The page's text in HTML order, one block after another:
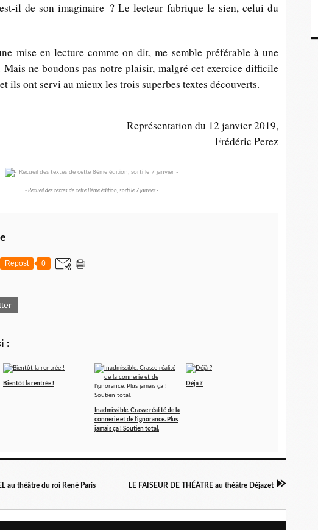
il de son imaginaire ? Le lecteur fabrique le sien, celui du
mise en lecture comme on dit, me semble préférable à une
Mais ne boudons pas notre plaisir, malgré cet exercice difficile
ils ont servi au mieux les trois superbes textes découverts.
Représentation du 12 janvier 2019,
Frédéric Perez
- Recueil des textes de cette 8ème édition, sorti le 7 janvier -
Repost 0
:
Bientôt la rentrée !
Inadmissible. Crasse réalité de la
connerie et de l'ignorance. Plus
jamais ça ! Soutien total.
Déjà ?
au théâtre du roi René Paris LE FAISEUR DE THÉÂTRE au théâtre Déjazet